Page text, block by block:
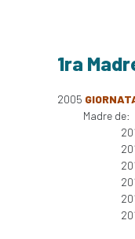
1ra
2005
Madre de: